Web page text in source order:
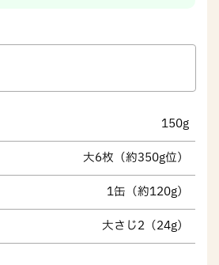
150g
大6枚（約350g位）
1缶（約120g）
大さじ2（24g）